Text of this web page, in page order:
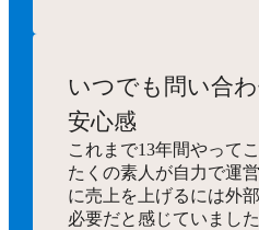
いつでも 問い合
安心感
これまで13年間やって
たくの素人が自力で運
に売上を上げるには外
必要だと感じていまし